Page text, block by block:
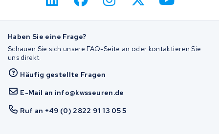
Haben Sie eine Frage?
Schauen Sie sich unsere FAQ-Seite an oder kontaktieren Sie
uns direkt.
Häufig gestellte Fragen
E-Mail an info@kwsseuren.de
Ruf an +49 (0) 2822 91 13 05 5